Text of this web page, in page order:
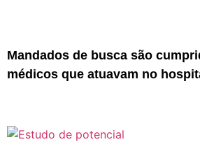
Mandados de busca são
médicos que atuavam no